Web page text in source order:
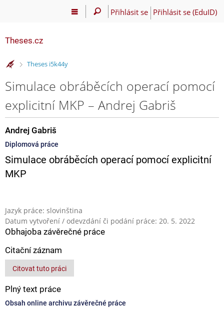
Přihlásit se Přihlásit se (EduID)
Theses.cz
>
Theses i5k44y
Simulace obráběcích operací pomocí
explicitní MKP – Andrej Gabriš
Andrej Gabriš
Diplomová práce
Simulace obráběcích operací pomocí explicitní
MKP
Jazyk práce: slovinština
Datum vytvoření / odevzdání či podání práce: 20. 5. 2022
Obhajoba závěrečné práce
Citační záznam
Citovat tuto práci
Plný text práce
Obsah online archivu závěrečné práce